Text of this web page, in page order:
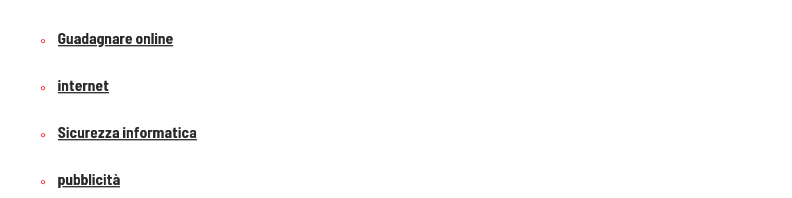
Guadagnare online
internet
Sicurezza informatica
pubblicità